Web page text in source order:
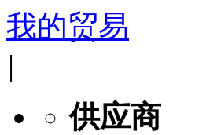
我的贸易
|
供应商